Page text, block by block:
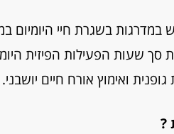
במדרגות בשגרת חיי היומיום
סך שעות הפעילות הפיזית
גופנית ואימוץ אורח חיים יושבני.
?